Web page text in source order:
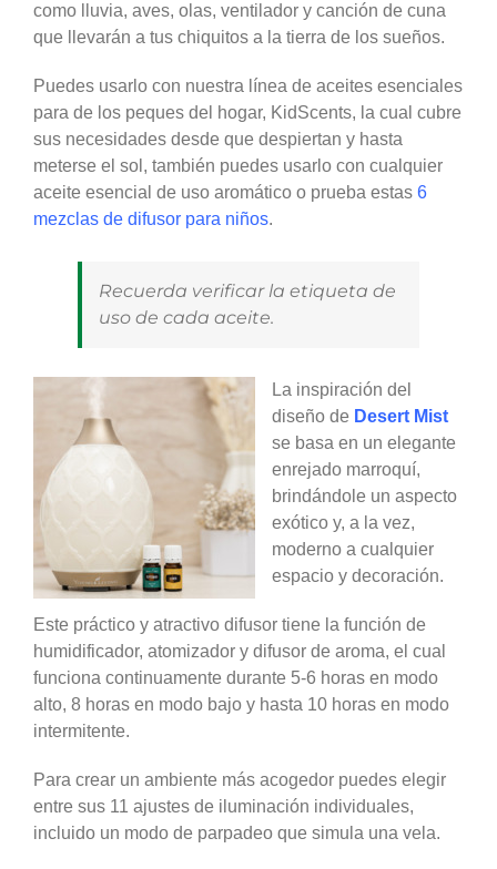
como lluvia, aves, olas, ventilador y canción de cuna
que llevarán a tus chiquitos a la tierra de los sueños.
Puedes usarlo con nuestra línea de aceites esenciales
para de los peques del hogar, KidScents, la cual cubre
sus necesidades desde que despiertan y hasta
meterse el sol, también puedes usarlo con cualquier
aceite esencial de uso aromático o prueba estas 6
mezclas de difusor para niños.
Recuerda verificar la etiqueta de
uso de cada aceite.
La inspiración del
diseño de Desert Mist
se basa en un elegante
enrejado marroquí,
brindándole un aspecto
exótico y, a la vez,
moderno a cualquier
espacio y decoración.
Este práctico y atractivo difusor tiene la función de
humidificador, atomizador y difusor de aroma, el cual
funciona continuamente durante 5-6 horas en modo
alto, 8 horas en modo bajo y hasta 10 horas en modo
intermitente.
Para crear un ambiente más acogedor puedes elegir
entre sus 11 ajustes de iluminación individuales,
incluido un modo de parpadeo que simula una vela.